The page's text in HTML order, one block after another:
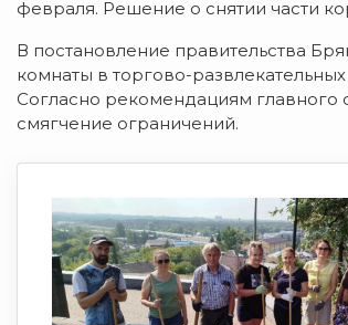
февраля. Решение о снятии части
В постановление правительства
комнаты в торгово-
Согласно рекомендациям
смягчение ограничений.